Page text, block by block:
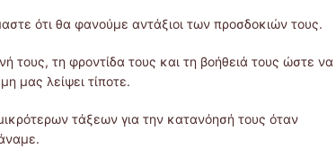
ότι θα φανούμε αντάξιοι των προσδοκιών τους.
τους, τη φροντίδα τους και τη βοήθειά τους ώστε να
μας λείψει τίποτε.
τάξεων για την κατανόησή τους όταν